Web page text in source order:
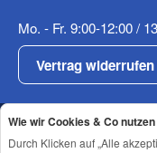
Mo. - Fr. 9:00-12:00 /
Vertrag widerrufen
Shop Service
Informationen
Wie wir Cookies & Co nutzen
Durch Klicken auf „Alle